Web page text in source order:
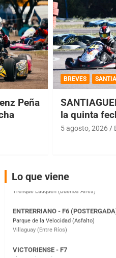
Peña
BREVES
la quinta
5 agosto, 2026
Lo que viene
COBERTURA ESPECIAL DE E-
08/09-AGO
IAME SERIES ARGENTINA 6
Ramiro Tot (Asfalto)
Baradero (Buenos Aires)
Parque de la Velocidad (Asfalto)
El Cerro (Tierra)
Victoria (Entre Ríos)
Moto Club Reginense (Tierra)